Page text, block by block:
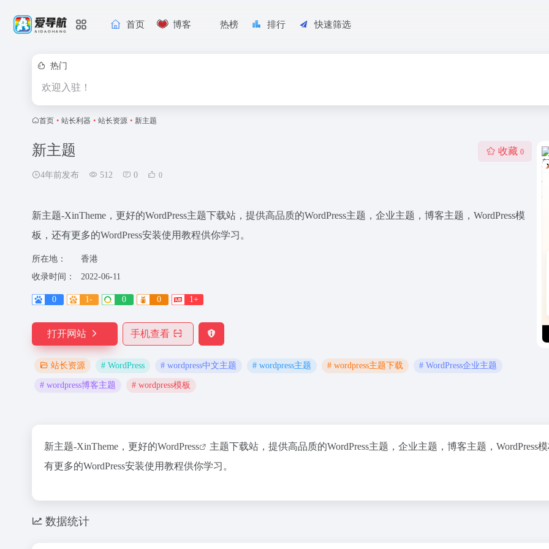
首页 博客 热榜 排行 快速筛选
热门
欢迎入驻！
首页 • 站长利器 • 站长资源 • 新主题
新主题
4年前发布 512 0 0
收藏 0
新主题-XinTheme，更好的WordPress主题下载站，提供高品质的WordPress主题，企业主题，博客主题，WordPress模
板，还有更多的WordPress安装使用教程供你学习。
所在地：
香港
收录时间：
2022-06-11
0 1- 0 0 1+
打开网站 手机查看
站长资源 # WordPress # wordpress中文主题 # wordpress主题 # wordpress主题下载 # WordPress企业主题
# wordpress博客主题 # wordpress模板
新主题-XinTheme，更好的WordPress
主题下载站，提供高品质的WordPress主题，企业主题，博客主题，WordPress
有更多的WordPress安装使用教程供你学习。
数据统计